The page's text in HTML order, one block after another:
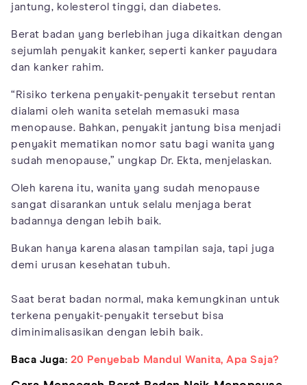
jantung, kolesterol tinggi, dan diabetes.
Berat badan yang berlebihan juga dikaitkan dengan
sejumlah penyakit kanker, seperti kanker payudara
dan kanker rahim.
“Risiko terkena penyakit-penyakit tersebut rentan
dialami oleh wanita setelah memasuki masa
menopause. Bahkan, penyakit jantung bisa menjadi
penyakit mematikan nomor satu bagi wanita yang
sudah menopause,” ungkap Dr. Ekta, menjelaskan.
Oleh karena itu, wanita yang sudah menopause
sangat disarankan untuk selalu menjaga berat
badannya dengan lebih baik.
Bukan hanya karena alasan tampilan saja, tapi juga
demi urusan kesehatan tubuh.
Saat berat badan normal, maka kemungkinan untuk
terkena penyakit-penyakit tersebut bisa
diminimalisasikan dengan lebih baik.
Baca Juga: 20 Penyebab Mandul Wanita, Apa Saja?